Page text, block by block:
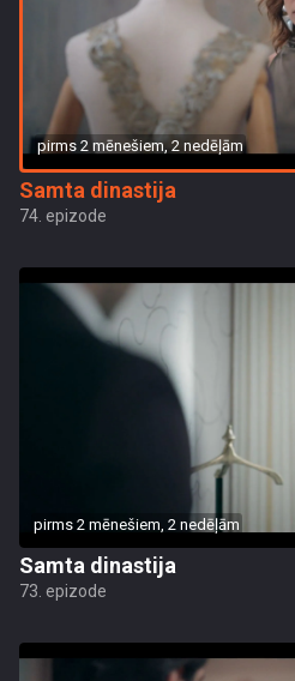
pirms 2 mēnešiem, 2 nedēļām
Samta dinastija
74. epizode
pirms 2 mēnešiem, 2 nedēļām
Samta dinastija
73. epizode